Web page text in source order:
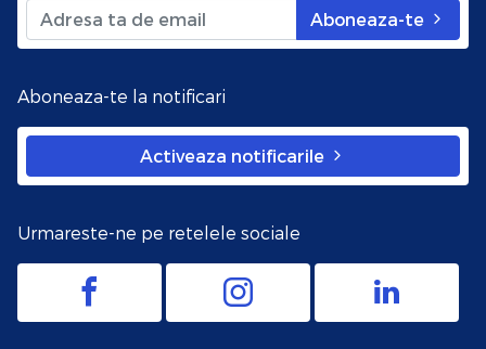
Aboneaza-te
Aboneaza-te la notificari
Activeaza notificarile
Urmareste-ne pe retelele sociale